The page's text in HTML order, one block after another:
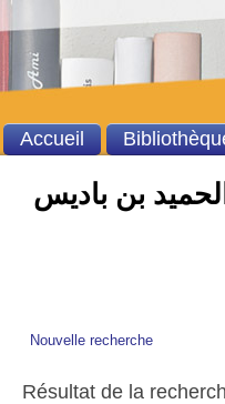
بن باديس
Nouvelle recherche
Résultat de la
Accueil